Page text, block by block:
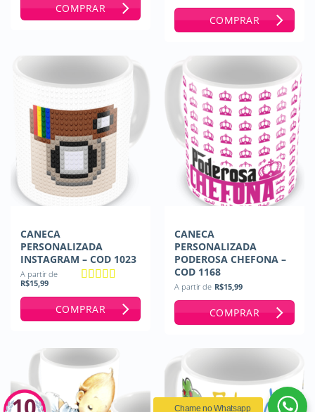
COMPRAR
COMPRAR
CANECA
PERSONALIZADA
INSTAGRAM – COD 1023
A partir de
R$15,99
COMPRAR
CANECA
PERSONALIZADA
PODEROSA CHEFONA –
COD 1168
A partir de R$15,99
COMPRAR
Chame no Whatsapp